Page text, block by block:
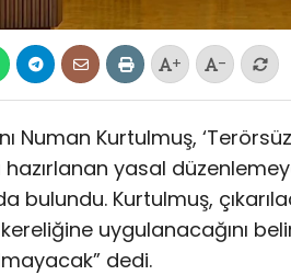
+ -
Numan Kurtulmuş,
yasal
bulundu. Kurtulmuş,
uygulanacağını
dedi.